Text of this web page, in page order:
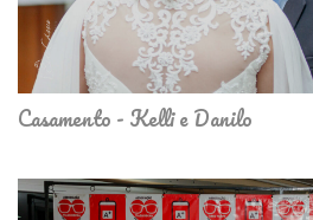
Casamento - Kelli e Danilo